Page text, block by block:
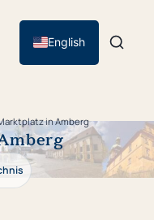
English
in Amberg